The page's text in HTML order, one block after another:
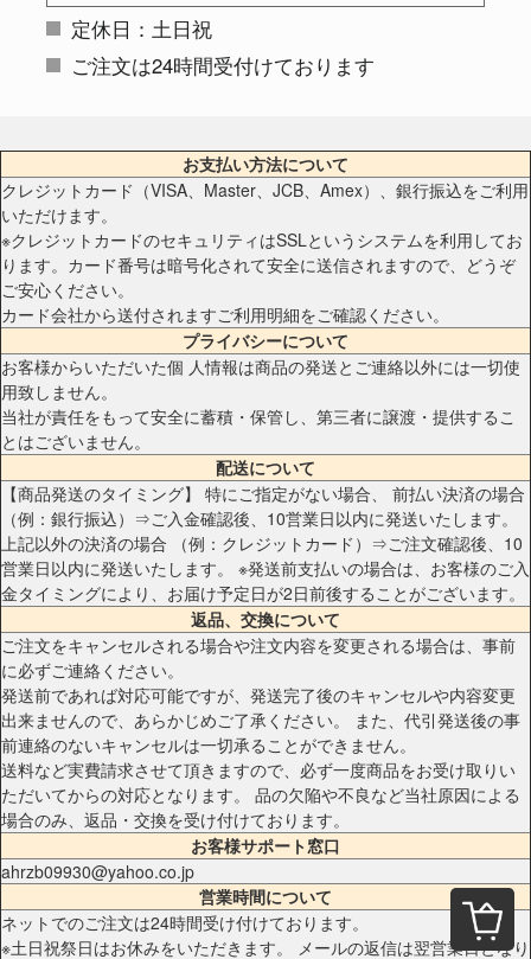
定休日：土日祝
ご注文は24時間受付けております
お支払い方法について
クレジットカード（VISA、Master、JCB、Amex）、銀行振込をご利用
いただけます。
※クレジットカードのセキュリティはSSLというシステムを利用してお
ります。カード番号は暗号化されて安全に送信されますので、どうぞ
ご安心ください。
カード会社から送付されますご利用明細をご確認ください。
プライバシーについて
お客様からいただいた個 人情報は商品の発送とご連絡以外には一切使
用致しません。
当社が責任をもって安全に蓄積・保管し、第三者に譲渡・提供するこ
とはございません。
配送について
【商品発送のタイミング】 特にご指定がない場合、 前払い決済の場合
（例：銀行振込）⇒ご入金確認後、10営業日以内に発送いたします。
上記以外の決済の場合 （例：クレジットカード）⇒ご注文確認後、10
営業日以内に発送いたします。 ※発送前支払いの場合は、お客様のご入
金タイミングにより、お届け予定日が2日前後することがございます。
返品、交換について
ご注文をキャンセルされる場合や注文内容を変更される場合は、事前
に必ずご連絡ください。
発送前であれば対応可能ですが、発送完了後のキャンセルや内容変更
出来ませんので、あらかじめご了承ください。 また、代引発送後の事
前連絡のないキャンセルは一切承ることができません。
送料など実費請求させて頂きますので、必ず一度商品をお受け取りい
ただいてからの対応となります。 品の欠陥や不良など当社原因による
場合のみ、返品・交換を受け付けております。
お客様サポート窓口
ahrzb09930@yahoo.co.jp
営業時間について
ネットでのご注文は24時間受け付けております。
※土日祝祭日はお休みをいただきます。 メールの返信は翌営業日となり